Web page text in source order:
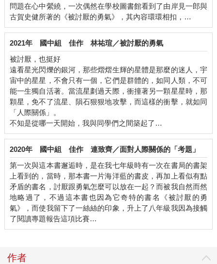
問題在心中縈繞，一次偶然在學校圖書館看到了由岸見一郎與
古賀史健所著的《被討厭的勇氣》，其內容環環相扣，…
2021年 國中組 佳作 林祐瑄／被討厭的勇氣
被討厭，也挺好
遠看星光閃爍的銀河，那些熠熠生輝的星體是那麼的迷人，宇
宙中的星星，不會只有一個，它們是群體的，如同人類，不可
能一生獨自活著。當流星劃過天際，衝撞著另一顆星星時，那
顆星，免不了流星、隕石狠狠地攻擊，而這樣的衝擊，就如同
「人際關係」。
不知是從哪一天開始，我與同學們之間築起了…
2020年 國中組 佳作 連致齊／面對人際關係的「考題」
第一次與這本書邂逅時，是在我七年級時有一次在書局的書架
上看到的，當時，那本書一片海洋藍的書皮，再加上看似有點
矛盾的書名，討厭跟勇氣怎麼可以放在一起？而被我自然而然
地略過了，不過這本書也因為它奇特的書名《被討厭的勇
氣》，而使我留下了一絲絲的印象，升上了八年級我因為接觸
了閱讀專題報告這項比賽…
作者